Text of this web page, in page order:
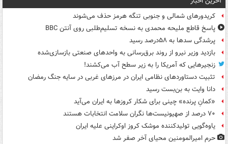
کریدورهای شمالی و جنوبی تنگه هرمز حذف می‌شوند
پاسخ قاطع ملیحه محمدی به نسخه تسلیم‌طلبی روی آنتن BBC
پرشدگی سدها به ۵۸درصد رسید
بازدید وزیر نیرو از روند برق‌رسانی به واحدهای صنعتی بازسازی‌شده
زنجیرهایی که آمریکا را به زیر سطح آب می‌کشند!
تثبیت دستاوردهای نظامی ایران در مرزهای غربی در سایه جنگ رمضان
دانا وایت به بن‌بست رسید
«کمانِ پرنده» چینی برای شکار کروزها به ایران می‌آید
۷۰ درصد از صهیونیست‌ها نگران سلامت انتخابات هستند
یاوه‌گویی تولیدکننده موشک کروز اوکراینی علیه ایران
حرم امیرالمومنین محیای آخر صفر شد